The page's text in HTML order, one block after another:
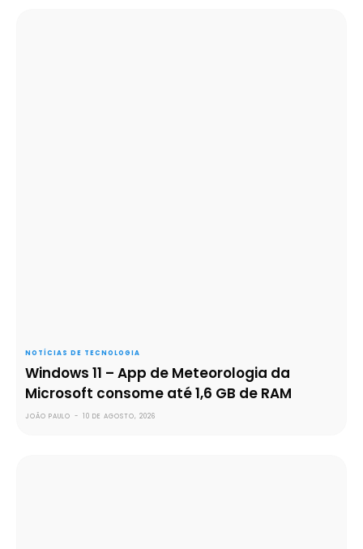
NOTÍCIAS DE TECNOLOGIA
Windows 11 – App de Meteorologia da
Microsoft consome até 1,6 GB de RAM
JOÃO PAULO - 10 DE AGOSTO, 2026